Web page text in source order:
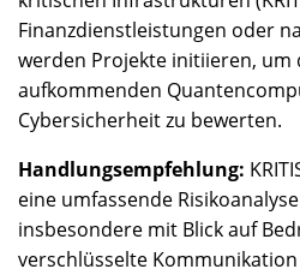
Finanzdienstleistungen oder
werden Projekte initiieren, um
aufkommenden
Cybersicherheit zu bewerten.
Handlungsempfehlung:
eine umfassende
insbesondere mit Blick auf
verschlüsselte